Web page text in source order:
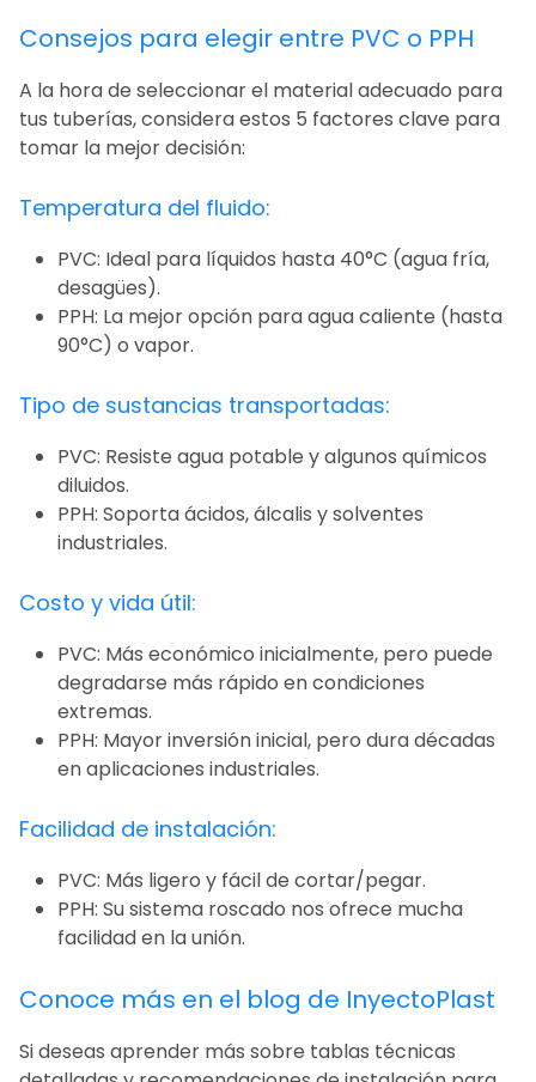
Consejos para elegir entre PVC o PPH
A la hora de seleccionar el material adecuado para
tus tuberías, considera estos 5 factores clave para
tomar la mejor decisión:
Temperatura del fluido:
PVC: Ideal para líquidos hasta 40°C (agua fría,
desagües).
PPH: La mejor opción para agua caliente (hasta
90°C) o vapor.
Tipo de sustancias transportadas:
PVC: Resiste agua potable y algunos químicos
diluidos.
PPH: Soporta ácidos, álcalis y solventes
industriales.
Costo y vida útil:
PVC: Más económico inicialmente, pero puede
degradarse más rápido en condiciones
extremas.
PPH: Mayor inversión inicial, pero dura décadas
en aplicaciones industriales.
Facilidad de instalación:
PVC: Más ligero y fácil de cortar/pegar.
PPH: Su sistema roscado nos ofrece mucha
facilidad en la unión.
Conoce más en el blog de InyectoPlast
Si deseas aprender más sobre tablas técnicas